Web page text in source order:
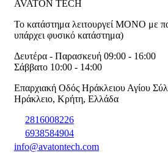
AVATON TECH
Το κατάστημα λειτουργεί ΜΟΝΟ με
υπάρχει φυσικό κατάστημα)
Δευτέρα - Παρασκευή 09:00 - 16:00
Σάββατο 10:00 - 14:00
Επαρχιακή Οδός Ηράκλειου Αγίου
Ηράκλειο, Κρήτη, Ελλάδα
2816008226
6938584904
info@avatontech.com